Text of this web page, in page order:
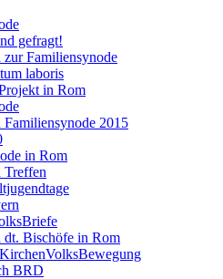
gefragt!
zur Familiensynode
laboris
in Rom
Familiensynode 2015
in Rom
Bischöfe in Rom
BRD